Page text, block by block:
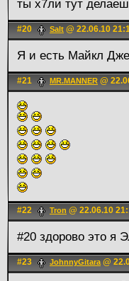
ты х7ли тут
#20 Salt @ 22.06.10
Я и есть Майкл
#21 MR.MANNER @
#22 Trоn @ 22.06.10
#20 здорово это я
#23 JohnnyGitara@